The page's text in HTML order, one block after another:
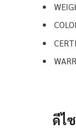
ดีไ